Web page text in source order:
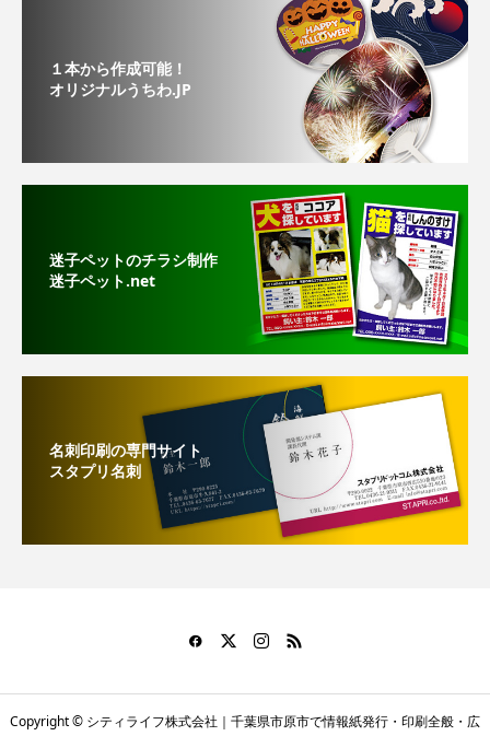
１本から作成可能！
オリジナルうちわ.JP
迷子ペットのチラシ制作
迷子ペット.net
名刺印刷の専門サイト
スタプリ名刺
Copyright © シティライフ株式会社｜千葉県市原市で情報紙発行・印刷全般・広